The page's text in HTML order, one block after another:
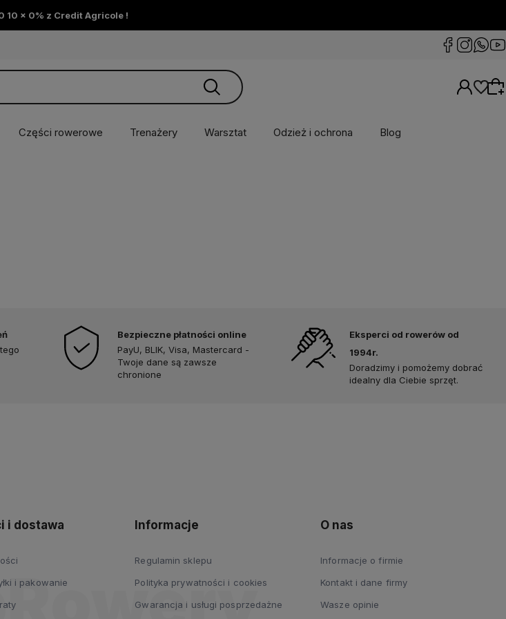
10 x 0% z Credit Agricole !
Części rowerowe Trenażery Warsztat Odzież i ochrona Blog
Bezpieczne płatności online
PayU, BLIK, Visa, Mastercard -
Twoje dane są zawsze
chronione
Eksperci od rowerów od
1994r.
Doradzimy i pomożemy dobrać
idealny dla Ciebie sprzęt.
i dostawa
i pakowanie
Informacje
Regulamin sklepu
Polityka prywatności i cookies
Gwarancja i usługi posprzedażne
O nas
Informacje o firmie
Kontakt i dane firmy
Wasze opinie